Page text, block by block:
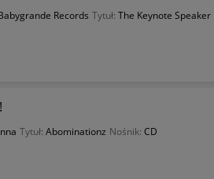
Records Tytuł: The Keynote Speaker
Tytuł: Abominationz Nośnik: CD